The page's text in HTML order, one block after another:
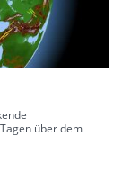
über dem